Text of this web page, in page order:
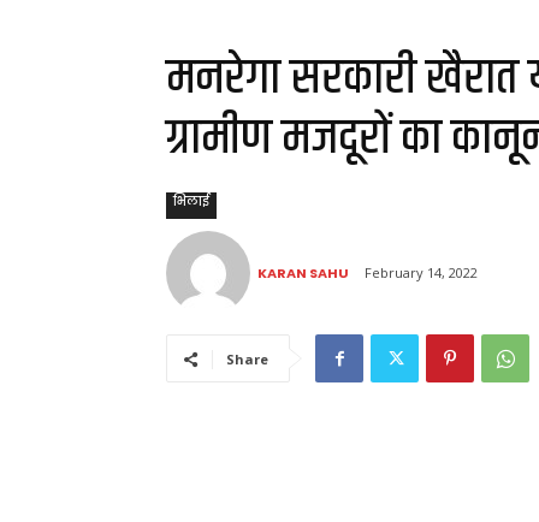
मनरेगा सरकारी खैरात
ग्रामीण मजदूरों का
भिलाई
KARAN SAHU February 14, 2022
Share